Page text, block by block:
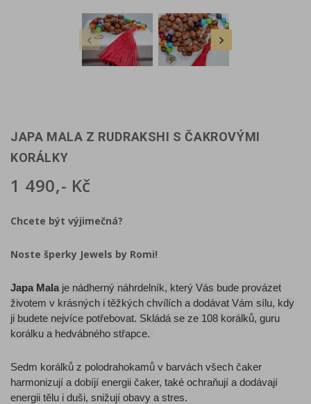
 
JAPA MALA Z RUDRAKSHI S ČAKROVÝMI
KORÁLKY
1 490,- Kč
Chcete být výjimečná?
Noste šperky Jewels by Romi!
Japa Mala je nádherný náhrdelník, který Vás bude provázet
životem v krásných i těžkých chvílích a dodávat Vám sílu, kdy
ji budete nejvíce potřebovat. Skládá se ze 108 korálků, guru
korálku a hedvábného střapce.
Sedm korálků z polodrahokamů v barvách všech čaker
harmonizují a dobíjí energii čaker, také ochraňují a dodávají
energii tělu i duši, snižují obavy a stres.